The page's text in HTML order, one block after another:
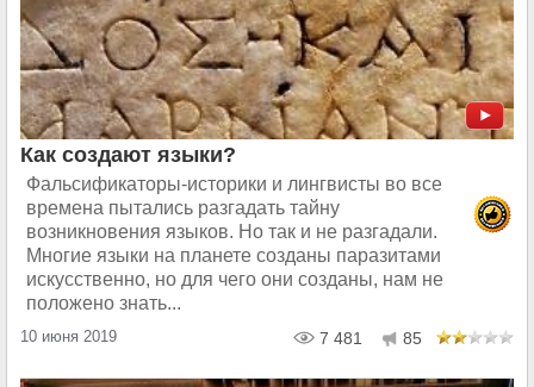
Как создают языки?
Фальсификаторы-историки и лингвисты во все
времена пытались разгадать тайну
возникновения языков. Но так и не разгадали.
Многие языки на планете созданы паразитами
искусственно, но для чего они созданы, нам не
положено знать...
10 июня 2019 7 481 85